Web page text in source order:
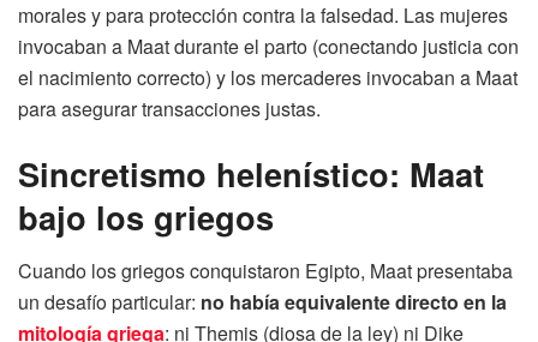
morales y para protección contra la falsedad. Las mujeres
invocaban a Maat durante el parto (conectando justicia con
el nacimiento correcto) y los mercaderes invocaban a Maat
para asegurar transacciones justas.
Sincretismo helenístico: Maat
bajo los griegos
Cuando los griegos conquistaron Egipto, Maat presentaba
un desafío particular: no había equivalente directo en la
mitología griega: ni Themis (diosa de la ley) ni Dike